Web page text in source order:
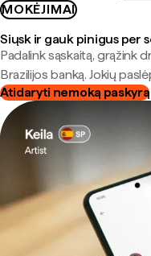
MOKĖJIMAI
Siųsk ir gauk pinigus per
Padalink sąskaitą, grąžink
Brazilijos banką. Jokių
Atidaryti nemoką paskyrą